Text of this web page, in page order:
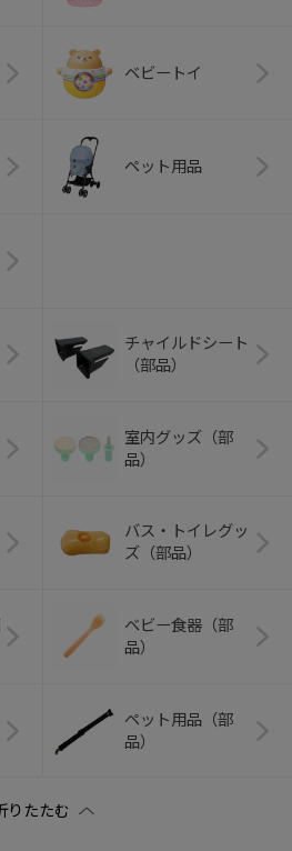
ベビートイ
ペット用品
チャイルドシート
（部品）
室内グッズ（部
品）
バス・トイレグッ
ズ（部品）
ベビー食器（部
品）
ペット用品（部
品）